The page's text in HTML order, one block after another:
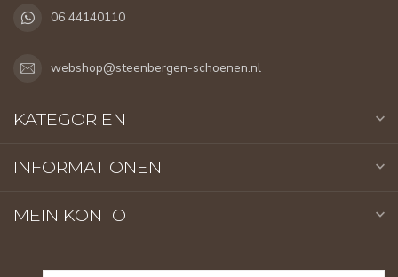
06 44140110
webshop@steenbergen-schoenen.nl
KATEGORIEN
INFORMATIONEN
MEIN KONTO